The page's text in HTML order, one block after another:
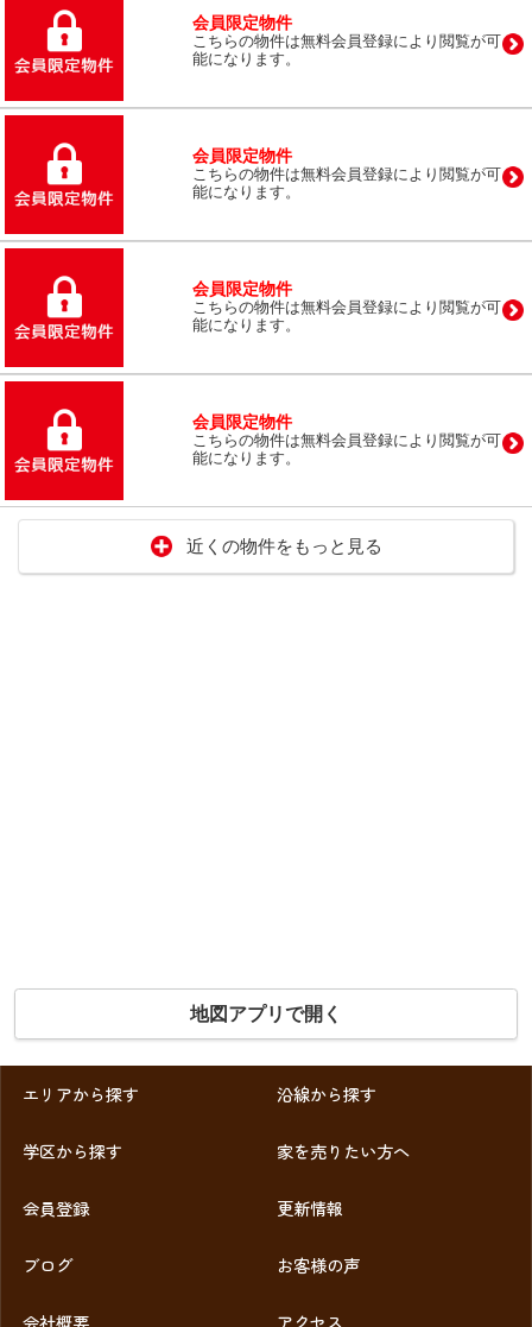
会員限定物件
こちらの物件は無料会員登録により閲覧が可
能になります。
会員限定物件
こちらの物件は無料会員登録により閲覧が可
能になります。
会員限定物件
こちらの物件は無料会員登録により閲覧が可
能になります。
会員限定物件
こちらの物件は無料会員登録により閲覧が可
能になります。
近くの物件をもっと見る
地図アプリで開く
エリアから探す 沿線から探す
学区から探す 家を売りたい方へ
会員登録 更新情報
ブログ お客様の声
会社概要 アクセス